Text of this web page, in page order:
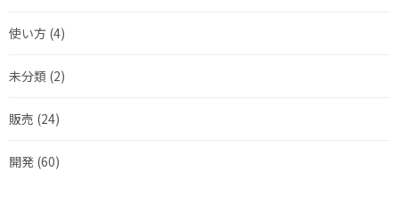
使い方 (4)
未分類 (2)
販売 (24)
開発 (60)